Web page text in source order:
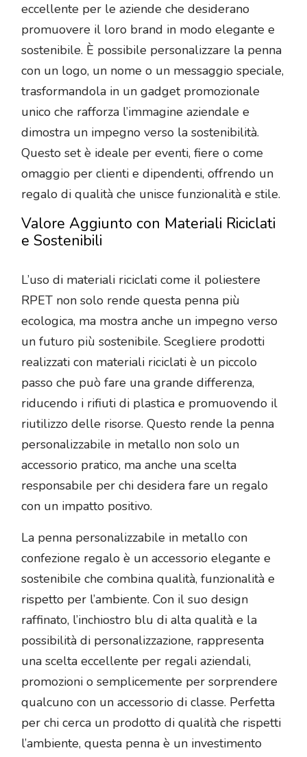
eccellente per le aziende che desiderano
promuovere il loro brand in modo elegante e
sostenibile. È possibile personalizzare la penna
con un logo, un nome o un messaggio speciale,
trasformandola in un gadget promozionale
unico che rafforza l’immagine aziendale e
dimostra un impegno verso la sostenibilità.
Questo set è ideale per eventi, fiere o come
omaggio per clienti e dipendenti, offrendo un
regalo di qualità che unisce funzionalità e stile.
Valore Aggiunto con Materiali Riciclati
e Sostenibili
L’uso di materiali riciclati come il poliestere
RPET non solo rende questa penna più
ecologica, ma mostra anche un impegno verso
un futuro più sostenibile. Scegliere prodotti
realizzati con materiali riciclati è un piccolo
passo che può fare una grande differenza,
riducendo i rifiuti di plastica e promuovendo il
riutilizzo delle risorse. Questo rende la penna
personalizzabile in metallo non solo un
accessorio pratico, ma anche una scelta
responsabile per chi desidera fare un regalo
con un impatto positivo.
La penna personalizzabile in metallo con
confezione regalo è un accessorio elegante e
sostenibile che combina qualità, funzionalità e
rispetto per l’ambiente. Con il suo design
raffinato, l’inchiostro blu di alta qualità e la
possibilità di personalizzazione, rappresenta
una scelta eccellente per regali aziendali,
promozioni o semplicemente per sorprendere
qualcuno con un accessorio di classe. Perfetta
per chi cerca un prodotto di qualità che rispetti
l’ambiente, questa penna è un investimento